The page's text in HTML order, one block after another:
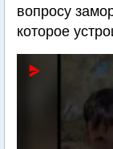
вопросу
которое